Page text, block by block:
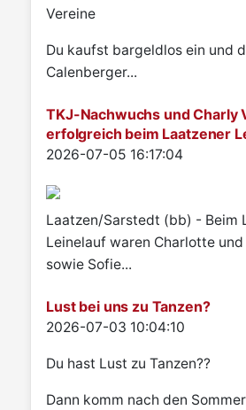
Vereine
Du kaufst bargeldlos ein und
Calenberger...
TKJ-Nachwuchs und Charly
erfolgreich beim Laatzener
Details
2026-07-05 16:17:04
Laatzen/Sarstedt (bb) - Beim
Leinelauf waren Charlotte
sowie Sofie...
Lust bei uns zu Tanzen?
Details
2026-07-03 10:04:10
Du hast Lust zu Tanzen??
Dann komm nach den